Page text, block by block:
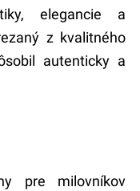
elegancie a
z kvalitného
autenticky a
pre milovníkov